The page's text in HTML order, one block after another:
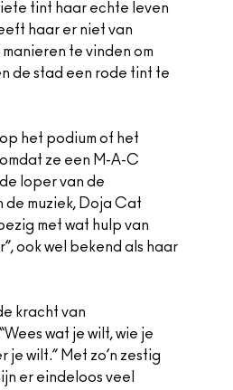
tint haar echte leven
haar er niet van
te vinden om
de stad een rode tint te
het podium of het
ze een M-A-C
loper van de
de muziek, Doja Cat
met wat hulp van
ook wel bekend als haar
kracht van
wat je wilt, wie je
je wilt.” Met zo’n zestig
er eindeloos veel